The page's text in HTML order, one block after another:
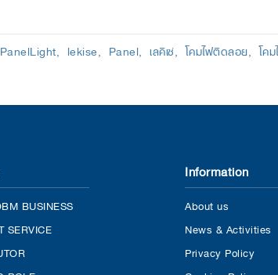
lekise Panel เลคิเซ่ โคมไฟติดลอย โค
BUSINESS
SERVICE
Information
About us
News & Activities
Privacy Policy